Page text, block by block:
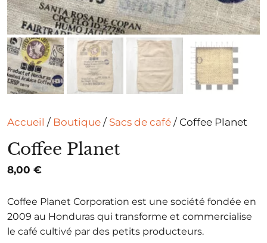
Accueil / Boutique / Sacs de café / Coffee Planet
Coffee Planet
8,00 €
Coffee Planet Corporation est une société fondée en
2009 au Honduras qui transforme et commercialise
le café cultivé par des petits producteurs.